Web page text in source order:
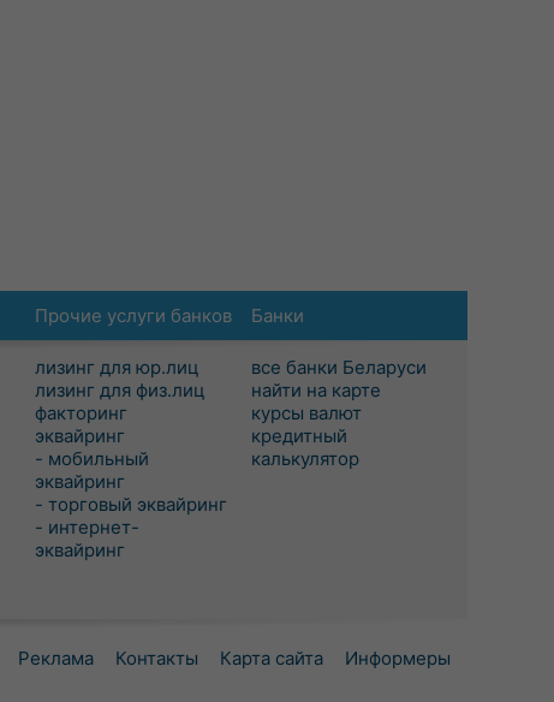
Прочие услуги банков
лизинг для юр.лиц
лизинг для физ.лиц
факторинг
эквайринг
- мобильный
эквайринг
- торговый эквайринг
- интернет-
эквайринг
Банки
все банки Беларуси
найти на карте
курсы валют
кредитный
калькулятор
Реклама Контакты Карта сайта Информеры